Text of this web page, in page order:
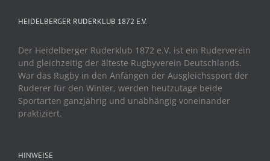
HEIDELBERGER RUDERKLUB 1872 E.V.
Der Heidelberger Ruderklub 1872 e.V. ist ein Ruderverein
und gleichzeitig der älteste Rugbyverein Deutschlands.
War das Rugby in den Anfängen der Ausgleichssport der
Ruderer für den Winter, werden heutzutage beide
Sportarten ganzjährig und unabhängig voneinander
praktiziert.
HINWEISE